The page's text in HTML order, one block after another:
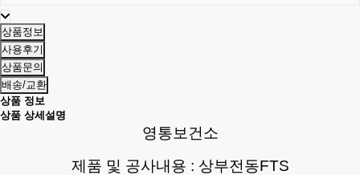
상품정보
사용후기
상품문의
배송/교환
상품 정보
상품 상세설명
영통보건소
제품 및 공사내용 : 상부전동FTS